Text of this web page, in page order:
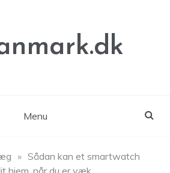
Menu
» Sådan kan et smartwatch
hjem, når du er væk